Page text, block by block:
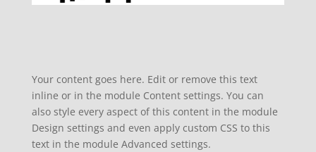
Your content goes here. Edit or remove this text
inline or in the module Content settings. You can
also style every aspect of this content in the module
Design settings and even apply custom CSS to this
text in the module Advanced settings.